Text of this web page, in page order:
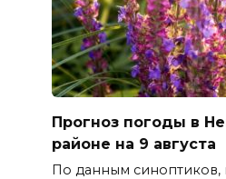
Прогноз погоды в
районе на 9 августа
По данным синоптиков,